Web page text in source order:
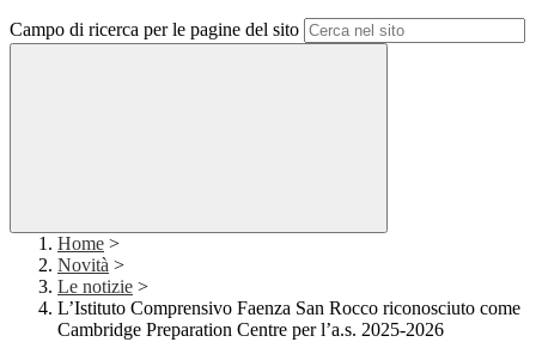
Campo di ricerca per le pagine del sito
Home >
Novità >
Le notizie >
L’Istituto Comprensivo Faenza San Rocco riconosciuto come
Cambridge Preparation Centre per l’a.s. 2025-2026